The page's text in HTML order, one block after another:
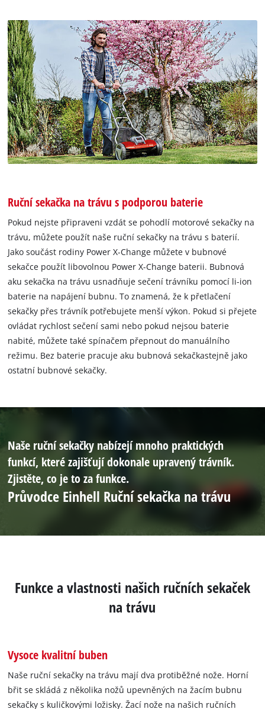
Ruční sekačka na trávu s podporou baterie
Pokud nejste připraveni vzdát se pohodlí motorové sekačky na
trávu, můžete použít naše ruční sekačky na trávu s baterií.
Jako součást rodiny Power X-Change můžete v bubnové
sekačce použít libovolnou Power X-Change baterii. Bubnová
aku sekačka na trávu usnadňuje sečení trávníku pomocí li-ion
baterie na napájení bubnu. To znamená, že k přetlačení
sekačky přes trávník potřebujete menší výkon. Pokud si přejete
ovládat rychlost sečení sami nebo pokud nejsou baterie
nabité, můžete také spínačem přepnout do manuálního
režimu. Bez baterie pracuje aku bubnová sekačkastejně jako
ostatní bubnové sekačky.
Naše ruční sekačky nabízejí mnoho praktických
funkcí, které zajišťují dokonale upravený trávník.
Zjistěte, co je to za funkce.
Průvodce Einhell Ruční sekačka na trávu
Funkce a vlastnosti našich ručních sekaček
na trávu
Vysoce kvalitní buben
Naše ruční sekačky na trávu mají dva protiběžné nože. Horní
břit se skládá z několika nožů upevněných na žacím bubnu
sekačky s kuličkovými ložisky. Žací nože na našich ručních